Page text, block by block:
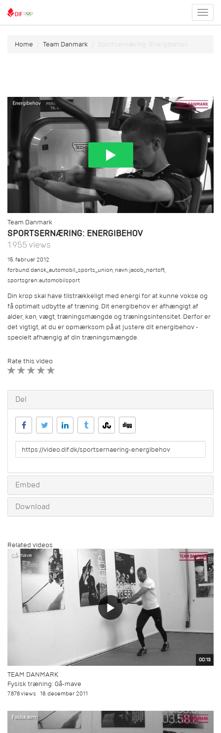
menu
Home Team Danmark Sportsernæring: Energibehov
Team Danmark
SPORTSERNÆRING: ENERGIBEHOV
1.955 views
15. februar 2012
forbund:dansk_automobil_sports_union,navn:jacob_nørtoft,
sportsgren:automobilsport
Din krop skal have tilstrækkeligt med energi for at kunne vokse og
få optimalt udbytte af træning. Dit energibehov er afhængigt af
alder, køn, vægt, træningsmængde og træningsintensitet. Derfor er
det vigtigt, at du er opmærksom på at justere dit energibehov -
specielt afhængig af din træningsmængde.
Rate this video
Del
URL
to
Embed
Download
Related videos
00:13
TEAM DANMARK
Fysisk træning: Gå-mave
7.878 views 18. december 2011